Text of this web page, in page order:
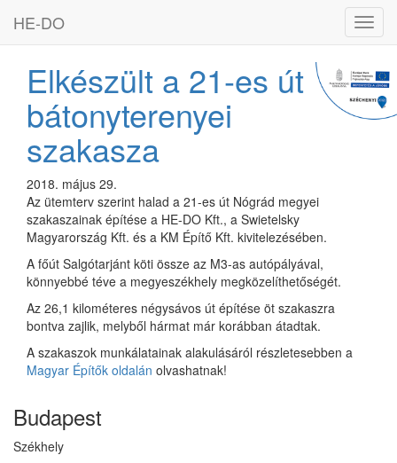
HE-DO
Elkészült a 21-es út
bátonyterenyei
szakasza
2018. május 29.
Az ütemterv szerint halad a 21-es út Nógrád megyei
szakaszainak építése a HE-DO Kft., a Swietelsky
Magyarország Kft. és a KM Építő Kft. kivitelezésében.
A főút Salgótarjánt köti össze az M3-as autópályával,
könnyebbé téve a megyeszékhely megközelíthetőségét.
Az 26,1 kilométeres négysávos út építése öt szakaszra
bontva zajlik, melyből hármat már korábban átadtak.
A szakaszok munkálatainak alakulásáról részletesebben a
Magyar Építők oldalán olvashatnak!
Budapest
Székhely